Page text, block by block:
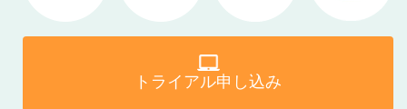
トライアル申し込み